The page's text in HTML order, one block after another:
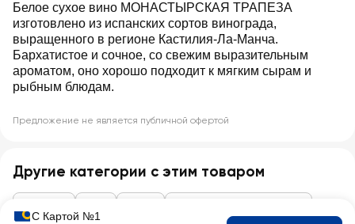
Белое сухое вино МОНАСТЫРСКАЯ ТРАПЕЗА
изготовлено из испанских сортов винограда,
выращенного в регионе Кастилия-Ла-Манча.
Бархатистое и сочное, со свежим выразительным
ароматом, оно хорошо подходит к мягким сырам и
рыбным блюдам.
Предложение не является публичной офертой
Другие категории с этим товаром
С Картой №1